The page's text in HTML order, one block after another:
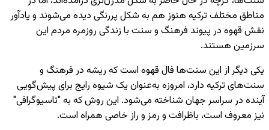
مناطق مختلف ترکیه هنوز هم به شکل پررنگی دیده می‌شوند و یادآور
نقش قهوه در پیوند فرهنگ و سنت با زندگی روزمره مردم این
سرزمین هستند.
یکی دیگر از این سنت‌ها فال قهوه است که ریشه در فرهنگ و
سنت‌های ترکیه دارد، امروزه به‌عنوان یک شیوه رایج برای پیش‌گویی
آینده در سراسر جهان شناخته می‌شود. این روش که به "تاسیوگرافی"
نیز معروف است، باظرافت و رمز و راز خاصی همراه است.